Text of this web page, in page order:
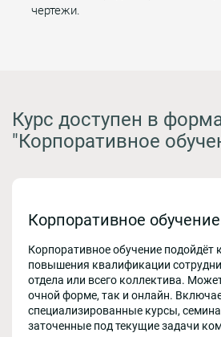
чертежи.
Курс доступен в
"Корпоративное
Корпоративное обучение
Корпоративное обучение подойдёт
повышения квалификации
отдела или всего коллектива.
очной форме, так и онлайн.
специализированные курсы,
заточенные под текущие задачи